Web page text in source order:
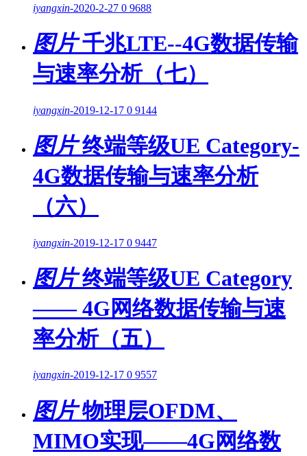
iyangxin-2020-2-27 0 9688
图片千兆LTE--4G数据传输
与速率分析（七）
iyangxin-2019-12-17 0 9144
图片终端等级UE Category-
4G数据传输与速率分析
（六）
iyangxin-2019-12-17 0 9447
图片终端等级UE Category
—— 4G网络数据传输与速
率分析（五）
iyangxin-2019-12-17 0 9557
图片物理层OFDM、
MIMO实现——4G网络数